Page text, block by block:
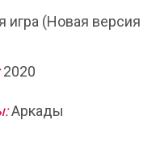
игра (Новая версия
2020
Аркады